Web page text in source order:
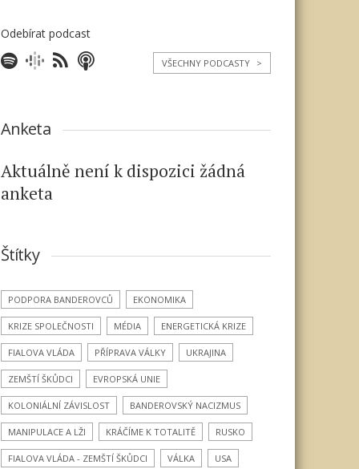
Odebírat podcast
VŠECHNY PODCASTY >
Anketa
Aktuálně není k dispozici žádná
anketa
Štítky
PODPORA BANDEROVCŮ EKONOMIKA
KRIZE SPOLEČNOSTI MÉDIA ENERGETICKÁ KRIZE
FIALOVA VLÁDA PŘÍPRAVA VÁLKY UKRAJINA
ZEMŠTÍ ŠKŮDCI EVROPSKÁ UNIE
KOLONIÁLNÍ ZÁVISLOST BANDEROVSKÝ NACIZMUS
MANIPULACE A LŽI KRÁČÍME K TOTALITĚ RUSKO
FIALOVA VLÁDA - ZEMŠTÍ ŠKŮDCI VÁLKA USA